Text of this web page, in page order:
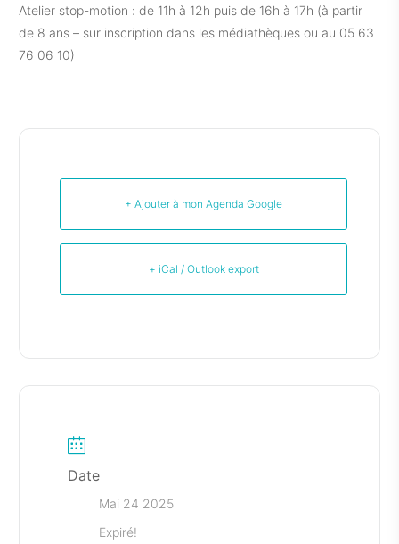
Atelier stop-motion : de 11h à 12h puis de 16h à 17h (à partir
de 8 ans – sur inscription dans les médiathèques ou au 05 63
76 06 10)
+ Ajouter à mon Agenda Google
+ iCal / Outlook export
Date
Mai 24 2025
Expiré!